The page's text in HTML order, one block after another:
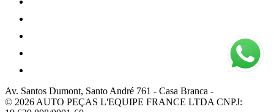
Av. Santos Dumont, Santo André 761 - Casa Branca -
© 2026 AUTO PEÇAS L'EQUIPE FRANCE LTDA CNPJ: